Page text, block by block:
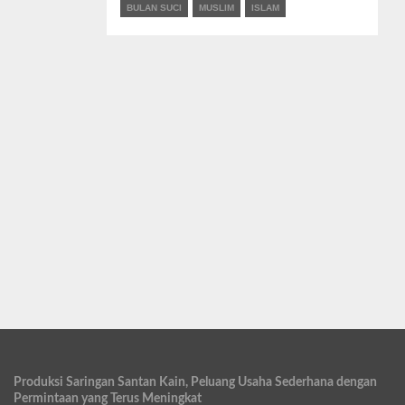
BULAN SUCI MUSLIM ISLAM
Produksi Saringan Santan Kain, Peluang Usaha Sederhana dengan
Permintaan yang Terus Meningkat